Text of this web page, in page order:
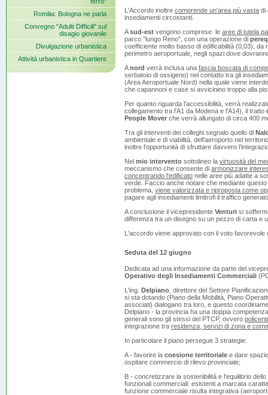
Romilia: Bologna ne parla
Convegno "Adulti Difficili" sul
disagio giovanile
Divulgazione urbanistica
Attività urbanistica in Quartiere
L'Accordo inoltre comprende un'area più vasta di
insediamenti circostanti.
Asud-est vengono comprese le aree di tutela
parco "lungo Reno", con una operazione di
coefficiente molto basso di edificabilità (0,03),
perimetro aeroportuale, negli spazi dove
Anord verrà inclusa una fascia boscata di
serbatoio di ossigeno) nel contatto tra gli
(Area Aeroportuale Nord) nella quale viene
che capannoni e case si avvicinino troppo alla
Per quanto riguarda l'accessibilità, verrà
collegamento tra l'A1 da Modena e l'A14), il tratto
People Mover che verrà allungato di circa 400
Tra gli interventi dei colleghi segnalo quello di
ambientale e di viabilità, dell'aeroporto nel
inoltre l'opportunità di sfruttare davvero
Nel mio intervento sottolineo la virtuosità del
meccanismo che consente di armonizzare
concentrando l'edificato nelle aree più adatte a
verde. Faccio anche notare che mediante
problema, viene valorizzata e riproposta come
pagare agli insediamenti limitrofi il traffico
A conclusione il vicepresidente Venturi si
differenza tra un disegno su un pezzo di carta e
L'accordo viene approvato con il voto favorevole
Seduta del 12 giugno
Dedicata ad una informazione da parte del
Operativo degli Insediamenti Commerciali
L'ing. Delpiano , direttore del Settore
si sta dotando (Piano della Mobilità, Piano
associati) dialogano tra loro, e questo
Delpiano - la provincia ha una doppia
generali sono gli stessi del PTCP, ovvero
integrazione tra residenza, servizi di zona e
In particolare il piano persegue 3 strategie:
A - favorire la coesione territoriale e dare
ospitare commercio di rilevo provinciale;
B - concretizzare la sostenibilità e l'equilibrio
funzionali commerciali: esistenti a marcata
funzione commerciale risulta integrativa